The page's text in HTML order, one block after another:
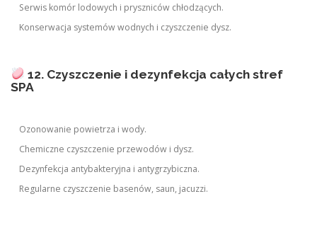
Serwis komór lodowych i pryszniców chłodzących.
Konserwacja systemów wodnych i czyszczenie dysz.
12. Czyszczenie i dezynfekcja całych stref
SPA
Ozonowanie powietrza i wody.
Chemiczne czyszczenie przewodów i dysz.
Dezynfekcja antybakteryjna i antygrzybiczna.
Regularne czyszczenie basenów, saun, jacuzzi.